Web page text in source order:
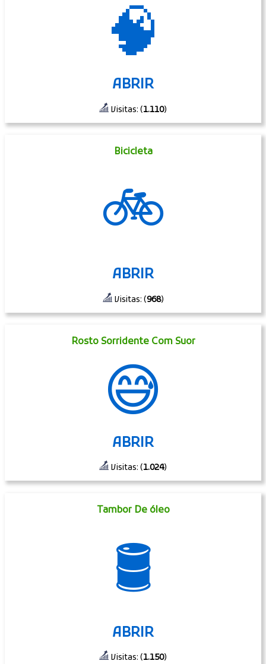
🧠
ABRIR
Visitas: (1.110)
Bicicleta
🚲
ABRIR
Visitas: (968)
Rosto Sorridente Com Suor
😅
ABRIR
Visitas: (1.024)
Tambor De óleo
🛢
ABRIR
Visitas: (1.150)